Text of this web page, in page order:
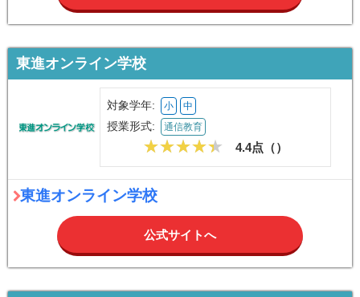
東進オンライン学校
対象学年: 小 中
授業形式: 通信教育
4.4点（）
東進オンライン学校
公式サイトへ